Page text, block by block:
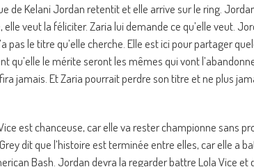
de Kelani Jordan retentit et elle arrive sur le ring.
veut la féliciter. Zaria lui demande ce qu’elle veut.
pas le titre qu’elle cherche. Elle est ici pour partager
le mérite seront les mêmes qui vont
jamais. Et Zaria pourrait perdre son titre et ne plus
est chanceuse, car elle va rester championne sans
dit que l’histoire est terminée entre elles, car elle a
Bash. Jordan devra la regarder battre Lola Vice et